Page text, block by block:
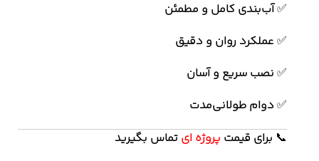
✅آب‌بندی کامل و مطمئن
✅ عملکرد روان و دقیق
✅ نصب سریع و آسان
✅ دوام طولانی‌مدت
📞 برای قیمت پروژه ای تماس بگیرید